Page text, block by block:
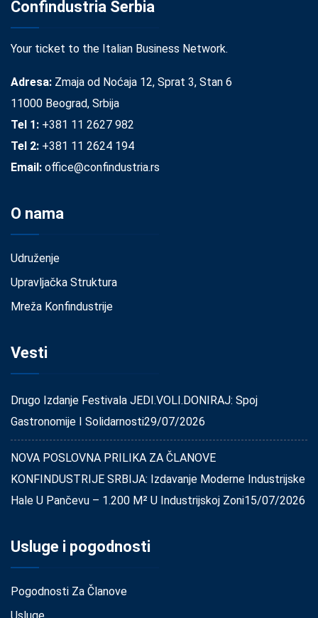
Confindustria Serbia
Your ticket to the Italian Business Network.
Adresa: Zmaja od Noćaja 12, Sprat 3, Stan 6
11000 Beograd, Srbija
Tel 1: +381 11 2627 982
Tel 2: +381 11 2624 194
Email: office@confindustria.rs
O nama
Udruženje
Upravljačka Struktura
Mreža Konfindustrije
Vesti
Drugo Izdanje Festivala JEDI.VOLI.DONIRAJ: Spoj
Gastronomije I Solidarnosti29/07/2026
NOVA POSLOVNA PRILIKA ZA ČLANOVE
KONFINDUSTRIJE SRBIJA: Izdavanje Moderne Industrijske
Hale U Pančevu – 1.200 M² U Industrijskoj Zoni15/07/2026
Usluge i pogodnosti
Pogodnosti Za Članove
Usluge